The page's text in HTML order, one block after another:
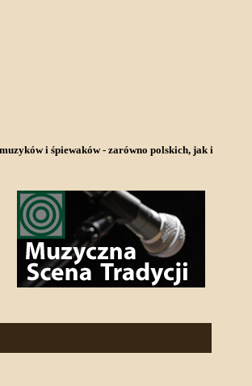
i śpiewaków - zarówno polskich, jak i